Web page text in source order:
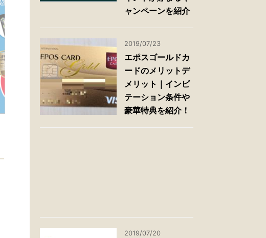
ャンペーンを紹介
2019/07/23
エポスゴールドカ
ードのメリットデ
メリット｜インビ
テーション条件や
豪華特典を紹介！
2019/07/20